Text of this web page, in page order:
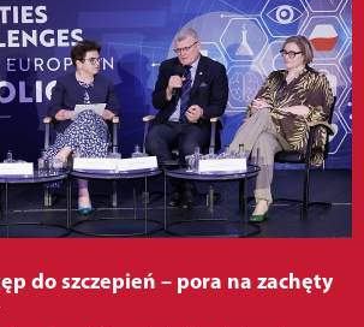
do szczepień – pora na zachęty